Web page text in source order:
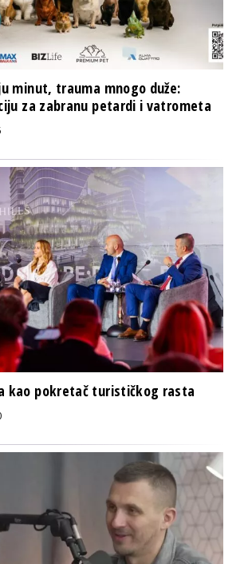
minut, trauma mnogo duže:
za zabranu petardi i vatrometa
kao pokretač turističkog rasta